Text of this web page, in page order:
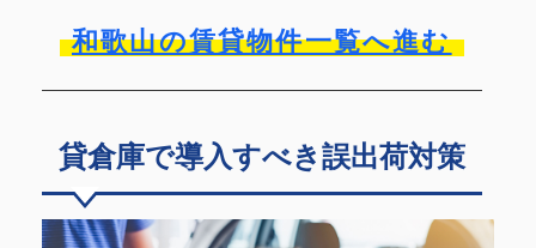
和歌山の賃貸物件一覧へ進む
貸倉庫で導入すべき誤出荷対策